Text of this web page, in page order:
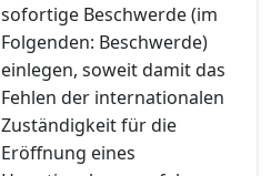
sofortige Beschwerde (im
Folgenden: Beschwerde)
einlegen, soweit damit das
Fehlen der internationalen
Zuständigkeit für die
Eröffnung eines